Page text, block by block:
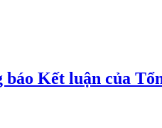
báo Kết luận của